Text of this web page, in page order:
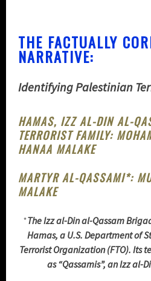
THE FACTUALLY
NARRATIVE:
Identifying Palestinian
HAMAS, IZZ AL-DIN AL-
TERRORIST FAMILY:
HANAA MALAKE
MARTYR AL-QASSAMI*:
MALAKE
*The Izz al-Din al-Qassam
Hamas, a U.S. Department of
TerroristOrganization (FTO). Its
as “Qassamis”, an Izz al-